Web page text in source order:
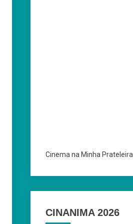
Cinema na Minha Prateleira
CINANIMA 2026